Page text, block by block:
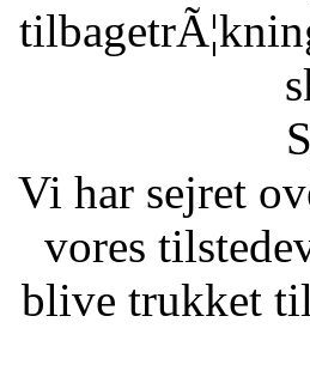
Vi har sejret
vores
blive trukket